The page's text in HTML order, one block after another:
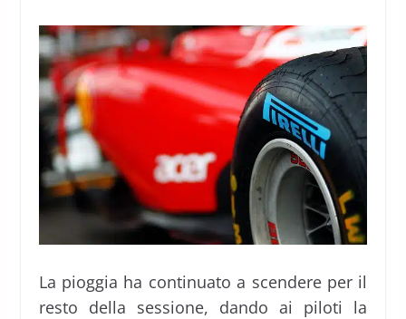
La pioggia ha continuato a scendere per il
resto della sessione, dando ai piloti la